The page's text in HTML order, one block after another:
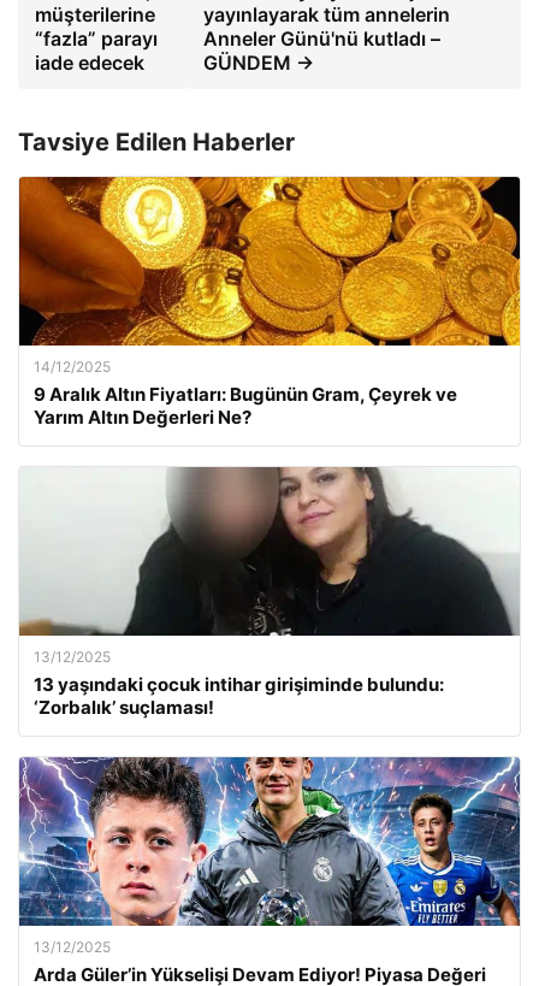
müşterilerine
“fazla” parayı
iade edecek
yayınlayarak tüm annelerin
Anneler Günü'nü kutladı –
GÜNDEM →
Tavsiye Edilen Haberler
14/12/2025
9 Aralık Altın Fiyatları: Bugünün Gram, Çeyrek ve
Yarım Altın Değerleri Ne?
13/12/2025
13 yaşındaki çocuk intihar girişiminde bulundu:
‘Zorbalık’ suçlaması!
13/12/2025
Arda Güler’in Yükselişi Devam Ediyor! Piyasa Değeri